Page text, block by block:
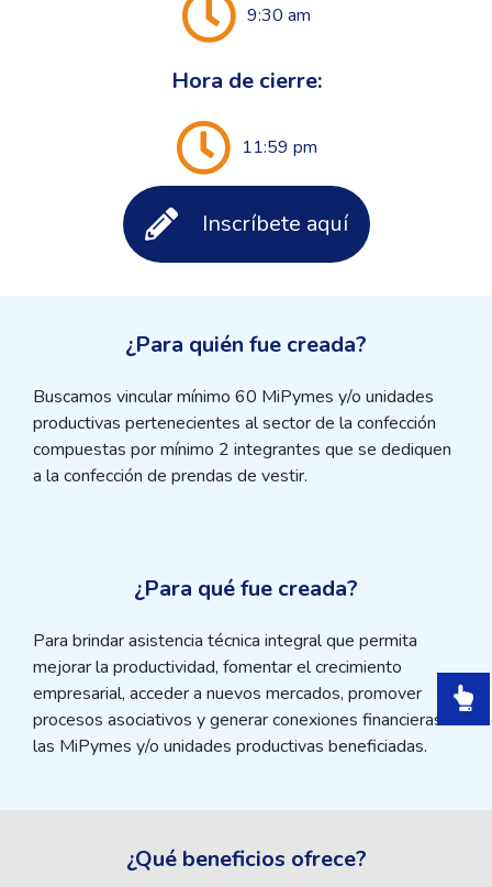
9:30 am
Hora de cierre:
11:59 pm
Inscríbete aquí
¿Para quién fue creada?
Buscamos vincular mínimo 60 MiPymes y/o unidades
productivas pertenecientes al sector de la confección
compuestas por mínimo 2 integrantes que se dediquen
a la confección de prendas de vestir.
¿Para qué fue creada?
Para brindar asistencia técnica integral que permita
mejorar la productividad, fomentar el crecimiento
empresarial, acceder a nuevos mercados, promover
procesos asociativos y generar conexiones financieras a
las MiPymes y/o unidades productivas beneficiadas.
¿Qué beneficios ofrece?